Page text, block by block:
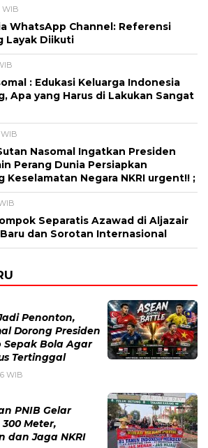
WIB
WhatsApp Channel: Referensi
Layak Diikuti
: Edukasi Keluarga Indonesia
Apa yang Harus di Lakukan Sangat
WIB
Nasomal Ingatkan Presiden
Perang Dunia Persiapkan
Keselamatan Negara NKRI urgent!! ;
Separatis Azawad di Aljazair
dan Sorotan Internasional
Penonton,
Dorong Presiden
Sepak Bola Agar
Tertinggal
WIB
PNIB Gelar
Meter,
dan Jaga NKRI